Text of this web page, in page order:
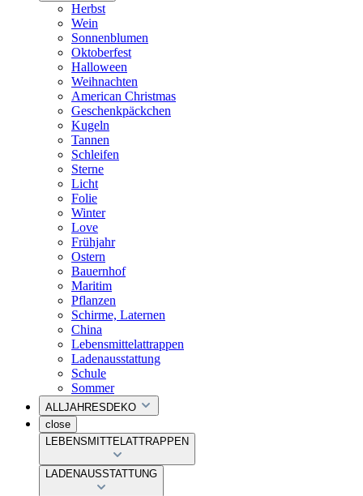
Herbst
Wein
Sonnenblumen
Oktoberfest
Halloween
Weihnachten
American Christmas
Geschenkpäckchen
Kugeln
Tannen
Schleifen
Sterne
Licht
Folie
Winter
Love
Frühjahr
Ostern
Bauernhof
Maritim
Pflanzen
Schirme, Laternen
China
Lebensmittelattrappen
Ladenausstattung
Schule
Sommer
ALLJAHRESDEKO
close
LEBENSMITTELATTRAPPEN
LADENAUSSTATTUNG